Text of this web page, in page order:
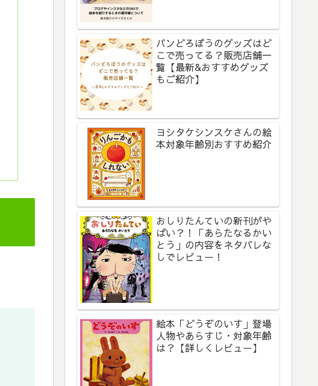
パンどろぼうのグッズはど
こで売ってる？販売店舗一
覧【最新&おすすめグッズ
もご紹介】
ヨシタケシンスケさんの絵
本対象年齢別おすすめ紹介
おしりたんていの新刊がや
ばい？！「あらたなるかい
とう」の内容をネタバレな
しでレビュー！
絵本「どうぞのいす」登場
人物やあらすじ・対象年齢
は？【詳しくレビュー】